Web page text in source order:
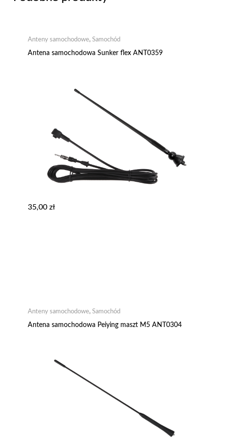
Anteny samochodowe, Samochód
Antena samochodowa Sunker flex ANT0359
35,00 zł
Anteny samochodowe, Samochód
Antena samochodowa Peiying maszt M5 ANT0304